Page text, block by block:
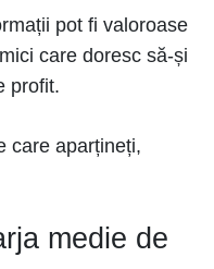
pot fi valoroase
care doresc să-și
profit.
care aparțineți,
medie de